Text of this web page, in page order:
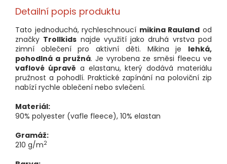
Detailní popis produktu
Tato jednoduchá, rychleschnoucí mikina Rauland od
značky Trollkids najde využití jako druhá vrstva pod
zimní oblečení pro aktivní děti. Mikina je lehká,
pohodlná a pružná. Je vyrobena ze směsi fleecu ve
vaflové úpravě a elastanu, který dodává materiálu
pružnost a pohodlí. Praktické zapínání na poloviční zip
nabízí rychle oblečení nebo svlečení.
Materiál:
90% polyester (vafle fleece), 10% elastan
Gramáž:
210 g/m2